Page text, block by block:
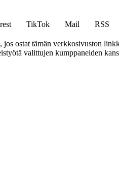
TikTok Mail
RSS
ostat tämän verkkosivuston
valittujen kumppaneiden